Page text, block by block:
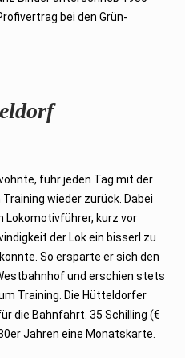
bei den Grün-
fuhr jeden Tag mit der
wieder zurück. Dabei
Lokomotivführer, kurz vor
der Lok ein bisserl zu
So ersparte er sich den
und erschien stets
Training. Die Hütteldorfer
die Bahnfahrt. 35 Schilling (€
Jahren eine Monatskarte.